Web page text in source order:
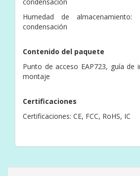
Humedad de
condensación
Contenido del paquete
Punto de acceso EAP723, guía de
montaje
Certificaciones
Certificaciones: CE, FCC, RoHS, IC